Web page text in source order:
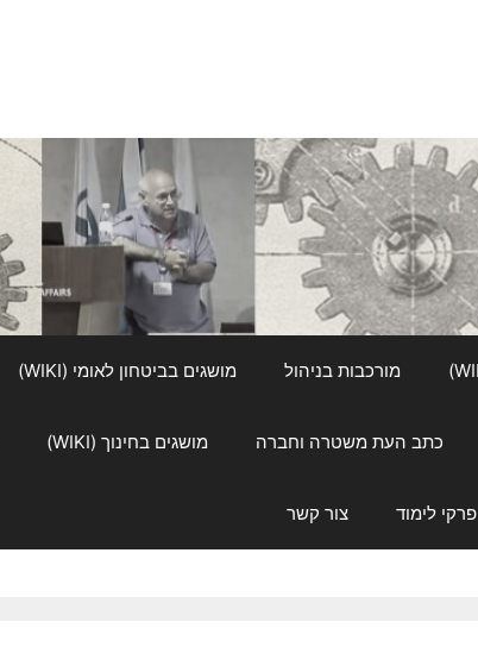
מורכבות בניהול מושגים בביטחון לאומי (WIKI)
כתב העת משטרה וחברה מושגים בחינוך (WIKI)
פרקי לימוד צור קשר